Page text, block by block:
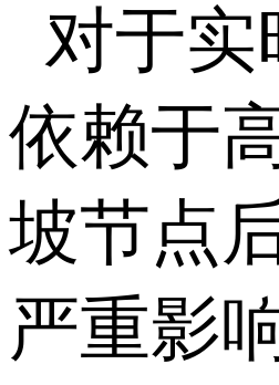
对于实
依赖于
坡节点
严重影